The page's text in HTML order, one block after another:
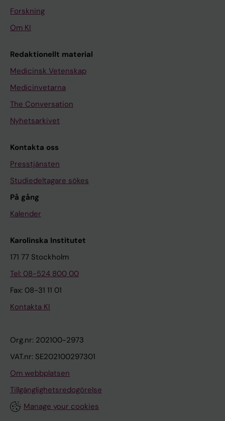
Forskning
Om KI
Redaktionellt material
Medicinsk Vetenskap
Medicinvetarna
The Conversation
Nyhetsarkivet
Kontakta oss
Presstjänsten
Studiedeltagare sökes
På gång
Kalender
Karolinska Institutet
171 77 Stockholm
Tel: 08-524 800 00
Fax: 08-31 11 01
Kontakta KI
Org.nr: 202100-2973
VAT.nr: SE202100297301
Om webbplatsen
Tillgänglighetsredogörelse
Manage your cookies